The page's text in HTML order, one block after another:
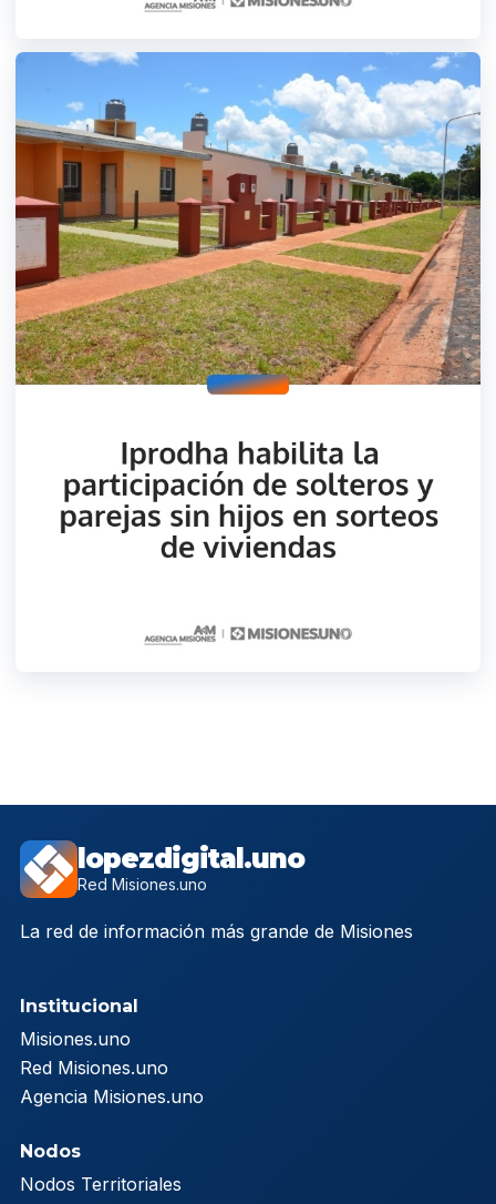
lopezdigital.uno
Red Misiones.uno
La red de información más grande de Misiones
Institucional
Misiones.uno
Red Misiones.uno
Agencia Misiones.uno
Nodos
Nodos Territoriales